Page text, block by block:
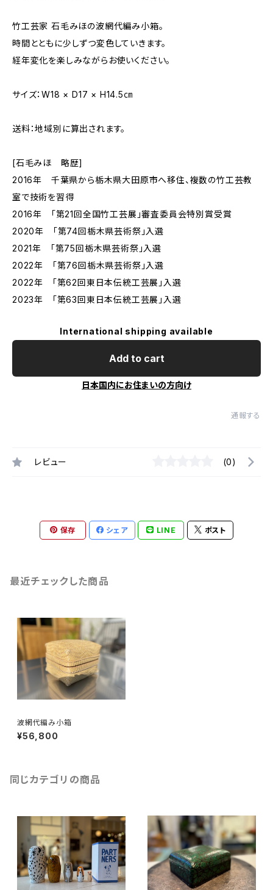
竹工芸家 石毛みほの波網代編み小箱。
時間とともに少しずつ変色していきます。
経年変化を楽しみながらお使いください。
サイズ：W18 × D17 × H14.5㎝
送料：地域別に算出されます。
[石毛みほ 略歴]
2016年 千葉県から栃木県大田原市へ移住、複数の竹工芸教
室で技術を習得
2016年 「第21回全国竹工芸展」審査委員会特別賞受賞
2020年 「第74回栃木県芸術祭」入選
2021年 「第75回栃木県芸術祭」入選
2022年 「第76回栃木県芸術祭」入選
2022年 「第62回東日本伝統工芸展」入選
2023年 「第63回東日本伝統工芸展」入選
International shipping available
Add to cart
日本国内にお住まいの方向け
通報する
レビュー (0)
保存 シェア LINE ポスト
最近チェックした商品
波網代編み小箱
¥56,800
同じカテゴリの商品